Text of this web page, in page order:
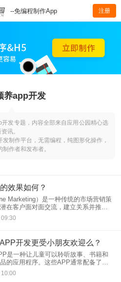
--免编程制作App 注册
养app开发
发专题，内容全部来自应用公园精心选
讯。
制作平台，无需编程，纯图形化操作，
作者和发布者。
效果如何？
Marketing）是一种传统的市场营销策
在客户面对面交流，建立关系并推销
然而，随着移动技术的不断发展，地
了数字元素，从而诞生了地推APP。
开发更受小朋友欢迎么？
是一种让儿童可以聆听故事、书籍和
的应用程序。这些APP通常配备了声
、角色扮演和动画等元素，以吸引小
。那么，有声读物APP开发是否更受